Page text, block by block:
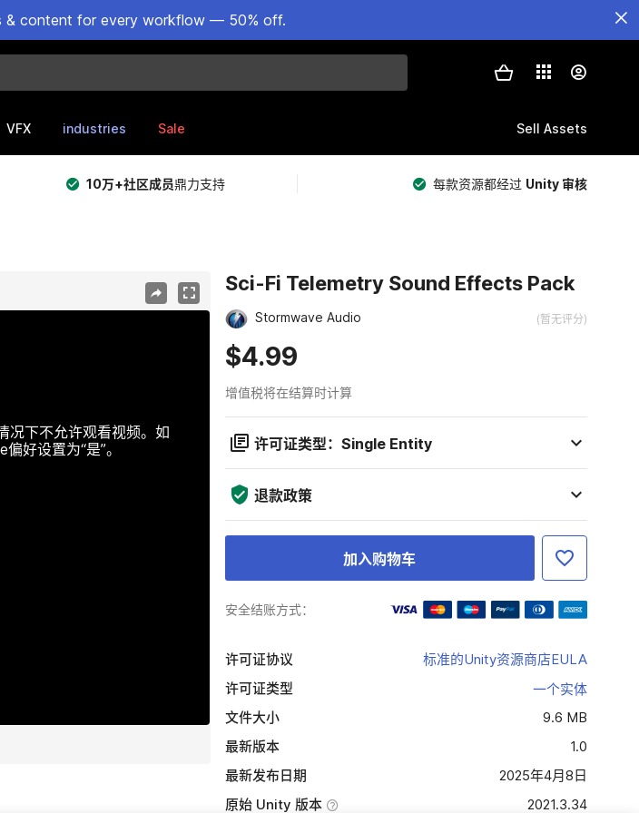
& content for every workflow — 50% off.
VFX industries Sale Sell Assets
10万+社区成员鼎力支持 每款资源都经过 Unity 审核
况下不允许观看视频。如
好设置为“是”。
Sci-Fi Telemetry Sound Effects Pack
Stormwave Audio (暂无评分)
$4.99
增值税将在结算时计算
许可证类型：Single Entity
退款政策
加入购物车
安全结账方式：
许可证协议
标准的Unity资源商店EULA
许可证类型
一个实体
文件大小
9.6 MB
最新版本
1.0
最新发布日期
2025年4月8日
原始 Unity 版本
2021.3.34